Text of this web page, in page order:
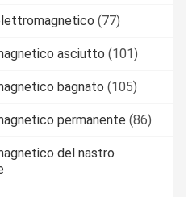
(77)
asciutto (101)
bagnato (105)
permanente (86)
del nastro